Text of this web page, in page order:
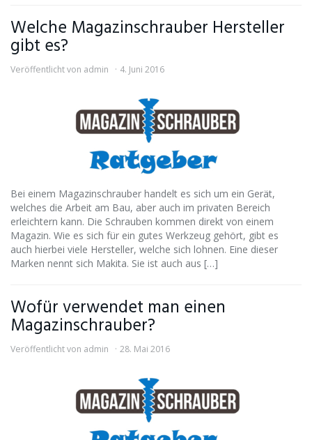
Welche Magazinschrauber Hersteller
gibt es?
Veröffentlicht von admin 4. Juni 2016
Bei einem Magazinschrauber handelt es sich um ein Gerät,
welches die Arbeit am Bau, aber auch im privaten Bereich
erleichtern kann. Die Schrauben kommen direkt von einem
Magazin. Wie es sich für ein gutes Werkzeug gehört, gibt es
auch hierbei viele Hersteller, welche sich lohnen. Eine dieser
Marken nennt sich Makita. Sie ist auch aus […]
Wofür verwendet man einen
Magazinschrauber?
Veröffentlicht von admin 28. Mai 2016